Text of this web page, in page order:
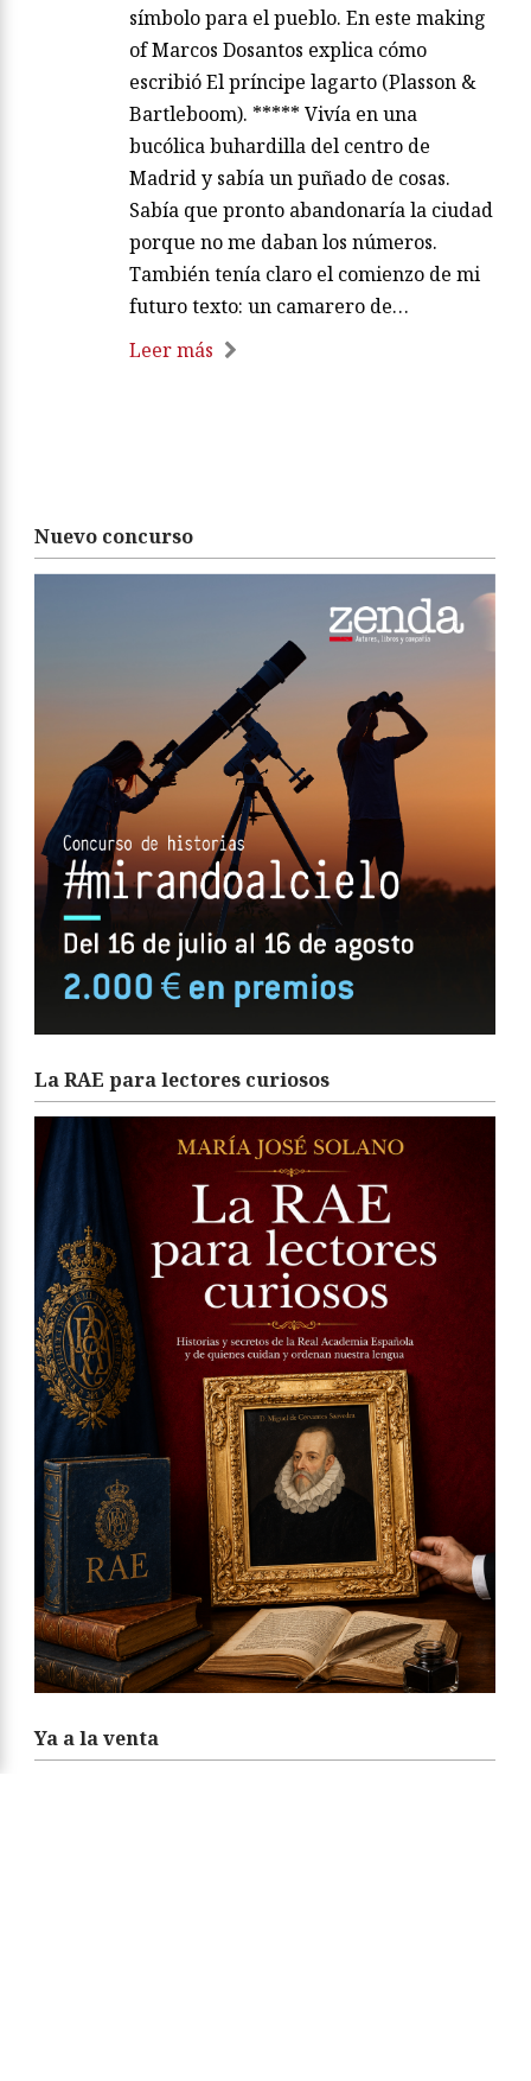
símbolo para el pueblo. En este making
of Marcos Dosantos explica cómo
escribió El príncipe lagarto (Plasson &
Bartleboom). ***** Vivía en una
bucólica buhardilla del centro de
Madrid y sabía un puñado de cosas.
Sabía que pronto abandonaría la ciudad
porque no me daban los números.
También tenía claro el comienzo de mi
futuro texto: un camarero de…
Leer más
Nuevo concurso
La RAE para lectores curiosos
Ya a la venta